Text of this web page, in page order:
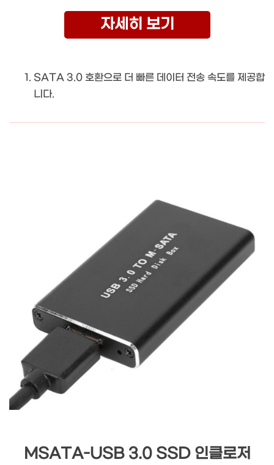
자세히 보기
SATA 3.0 호환으로 더 빠른 데이터 전송 속도를 제공합
니다.
MSATA-USB 3.0 SSD 인클로저